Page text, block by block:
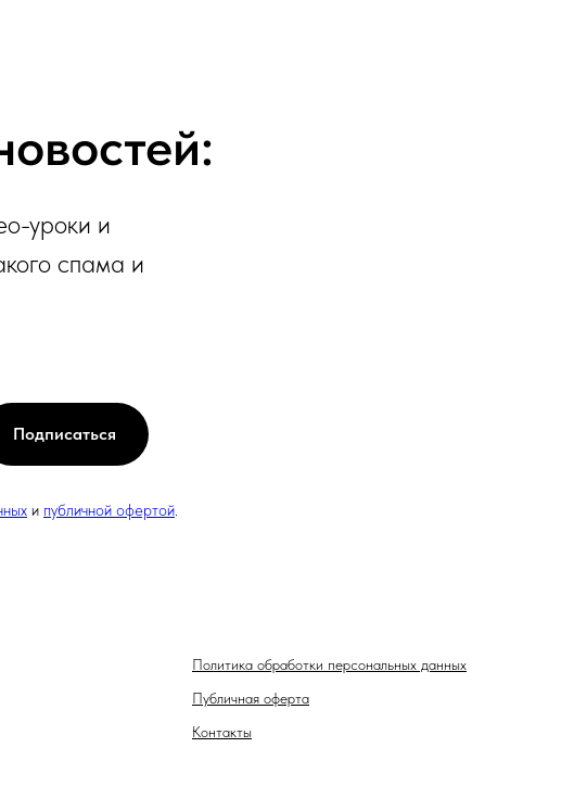
уроки и
спама и
Подписаться
и публичной офертой
Политика обработки персональных данных
Публичная оферта
Контакты